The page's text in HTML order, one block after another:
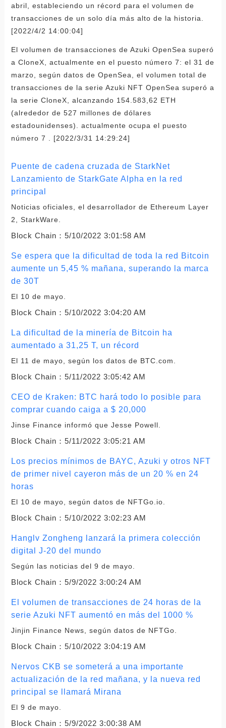
abril, estableciendo un récord para el volumen de
transacciones de un solo día más alto de la historia.
[2022/4/2 14:00:04]
El volumen de transacciones de Azuki OpenSea superó
a CloneX, actualmente en el puesto número 7: el 31 de
marzo, según datos de OpenSea, el volumen total de
transacciones de la serie Azuki NFT OpenSea superó a
la serie CloneX, alcanzando 154.583,62 ETH
(alrededor de 527 millones de dólares
estadounidenses). actualmente ocupa el puesto
número 7 . [2022/3/31 14:29:24]
Puente de cadena cruzada de StarkNet
Lanzamiento de StarkGate Alpha en la red
principal
Noticias oficiales, el desarrollador de Ethereum Layer
2, StarkWare.
Block Chain： 5/10/2022 3:01:58 AM
Se espera que la dificultad de toda la red Bitcoin
aumente un 5,45 % mañana, superando la marca
de 30T
El 10 de mayo.
Block Chain： 5/10/2022 3:04:20 AM
La dificultad de la minería de Bitcoin ha
aumentado a 31,25 T, un récord
El 11 de mayo, según los datos de BTC.com.
Block Chain： 5/11/2022 3:05:42 AM
CEO de Kraken: BTC hará todo lo posible para
comprar cuando caiga a $ 20,000
Jinse Finance informó que Jesse Powell.
Block Chain： 5/11/2022 3:05:21 AM
Los precios mínimos de BAYC, Azuki y otros NFT
de primer nivel cayeron más de un 20 % en 24
horas
El 10 de mayo, según datos de NFTGo.io.
Block Chain： 5/10/2022 3:02:23 AM
Hanglv Zongheng lanzará la primera colección
digital J-20 del mundo
Según las noticias del 9 de mayo.
Block Chain： 5/9/2022 3:00:24 AM
El volumen de transacciones de 24 horas de la
serie Azuki NFT aumentó en más del 1000 %
Jinjin Finance News, según datos de NFTGo.
Block Chain： 5/10/2022 3:04:19 AM
Nervos CKB se someterá a una importante
actualización de la red mañana, y la nueva red
principal se llamará Mirana
El 9 de mayo.
Block Chain： 5/9/2022 3:00:38 AM